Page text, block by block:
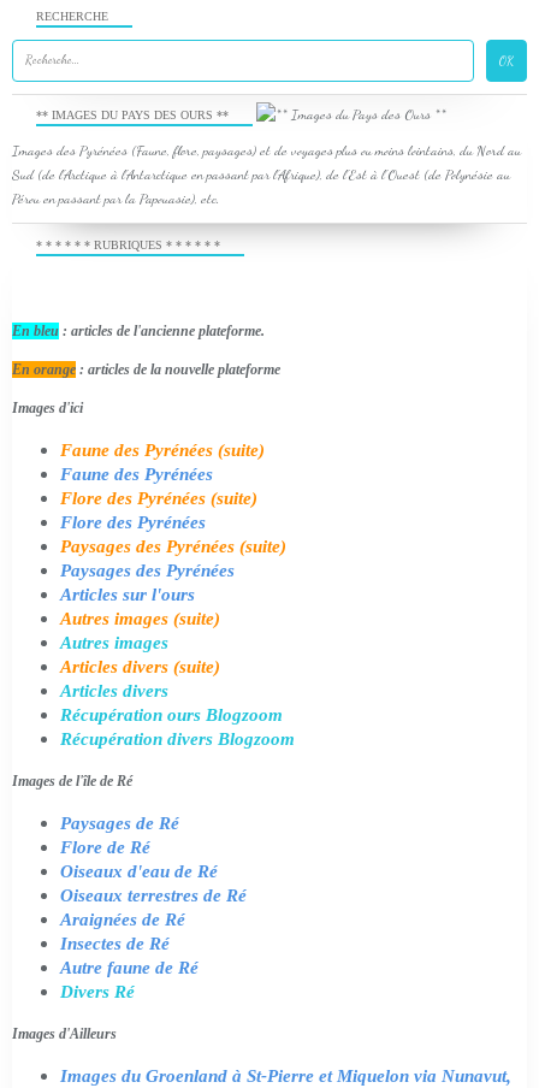
RECHERCHE
** IMAGES DU PAYS DES OURS **
Images des Pyrénées (Faune, flore, paysages) et de voyages plus ou moins lointains, du Nord au
Sud (de l'Arctique à l'Antarctique en passant par l'Afrique), de l'Est à l'Ouest (de Polynésie au
Pérou en passant par la Papouasie), etc.
* * * * * * RUBRIQUES * * * * * *
En bleu : articles de l'ancienne plateforme.
En orange : articles de la nouvelle plateforme
Images d'ici
Faune des Pyrénées (suite)
Faune des Pyrénées
Flore des Pyrénées (suite)
Flore des Pyrénées
Paysages des Pyrénées (suite)
Paysages des Pyrénées
Articles sur l'ours
Autres images (suite)
Autres images
Articles divers (suite)
Articles divers
Récupération ours Blogzoom
Récupération divers Blogzoom
Images de l'île de Ré
Paysages de Ré
Flore de Ré
Oiseaux d'eau de Ré
Oiseaux terrestres de Ré
Araignées de Ré
Insectes de Ré
Autre faune de Ré
Divers Ré
Images d'Ailleurs
Images du Groenland à St-Pierre et Miquelon via Nunavut,